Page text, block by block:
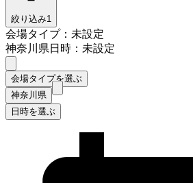
絞り込み1
会場タイプ：未設定
神奈川県日時：未設定
会場タイプを選ぶ
神奈川県
日時を選ぶ